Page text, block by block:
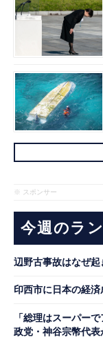
※ スポンサー
今週のラ
辺野古事故はなぜ起
印西市に日本の経
「総理はスーパー
政党・神谷宗幣代